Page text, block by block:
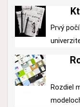
Prvý
Rozdiel